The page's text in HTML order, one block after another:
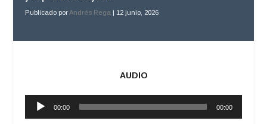
Publicado porAndrés Rega | 12 junio, 2026
AUDIO
Reproductor
00:00 00:00